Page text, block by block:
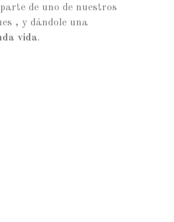
de uno de nuestros
, y dándole una
vida.